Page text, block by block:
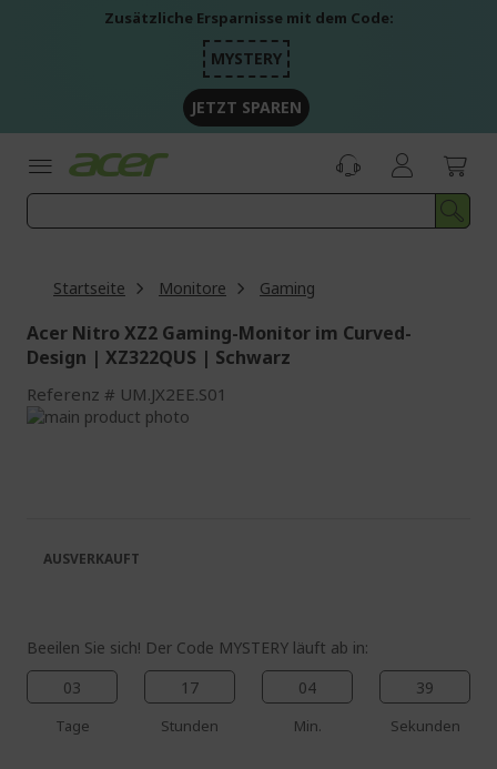
Zusätzliche Ersparnisse mit dem Code:
MYSTERY
JETZT SPAREN
Startseite Monitore Gaming
Acer Nitro XZ2 Gaming-Monitor im Curved-
Design | XZ322QUS | Schwarz
Referenz UM.JX2EE.S01
Zum
Beeilen Sie sich! Der Code MYSTERY läuft ab in:
03
Tage
17
Stunden
04
Min.
38
Sekunden
AUSVERKAUFT